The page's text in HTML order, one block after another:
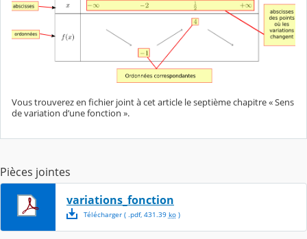
Vous trouverez en fichier joint à cet article le septième chapitre « Sens
de variation d’une fonction ».
Pièces jointes
variations_fonction
Télécharger( .pdf, 431.39 ko)